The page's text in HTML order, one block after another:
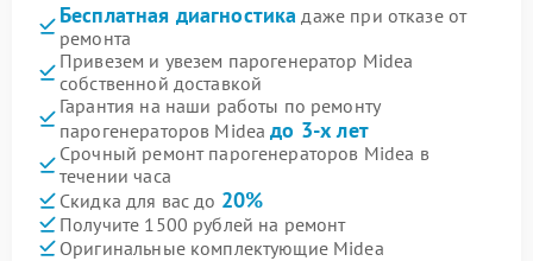
Бесплатная диагностика даже при отказе от
ремонта
Привезем и увезем парогенератор Midea
собственной доставкой
Гарантия на наши работы по ремонту
парогенераторов Mideaдо 3-х лет
Срочный ремонт парогенераторов Midea в
течении часа
Скидка для вас до 20%
Получите 1500 рублей на ремонт
Оригинальные комплектующие Midea